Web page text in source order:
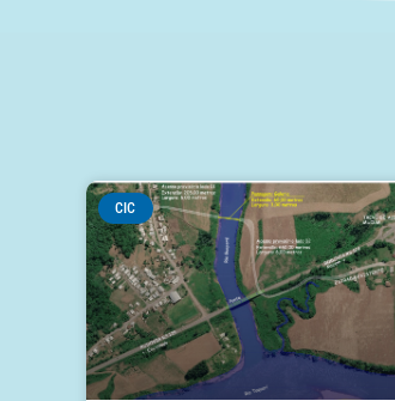
CIC